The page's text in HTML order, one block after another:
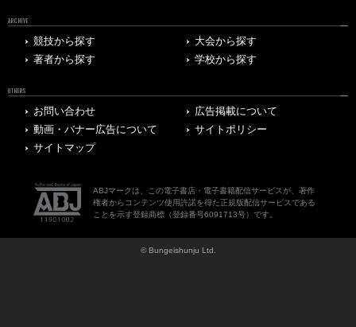
ARCHIVE
競技から探す
大会から探す
著者から探す
学校から探す
OTHERS
お問い合わせ
広告掲載について
動画・バナー広告について
サイトポリシー
サイトマップ
ABJマークは、この電子書店・電子書籍配信サービスが、著作
権者からコンテンツ使用許諾を得た正規版配信サービスである
ことを示す登録商標（登録番号6091713号）です。
© Bungeishunju Ltd.